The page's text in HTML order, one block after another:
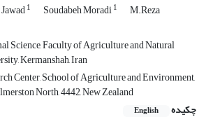
1 Soudabeh Moradi1 M.Reza
Science, Faculty of Agriculture and Natural
Kermanshah, Iran
Center, School of Agriculture and Environment,
North, 4442, New Zealand
چکیده
English